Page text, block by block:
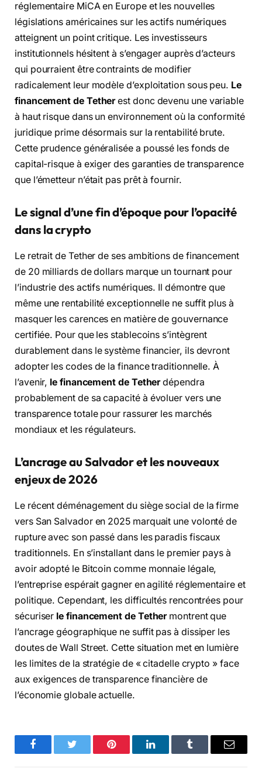
réglementaire MiCA en Europe et les nouvelles
législations américaines sur les actifs numériques
atteignent un point critique. Les investisseurs
institutionnels hésitent à s’engager auprès d’acteurs
qui pourraient être contraints de modifier
radicalement leur modèle d’exploitation sous peu. Le
financement de Tetherest donc devenu une variable
à haut risque dans un environnement où la conformité
juridique prime désormais sur la rentabilité brute.
Cette prudence généralisée a poussé les fonds de
capital-risque à exiger des garanties de transparence
que l’émetteur n’était pas prêt à fournir.
Le signal d’une fin d’époque pour l’opacité
dans la crypto
Le retrait de Tether de ses ambitions de financement
de 20 milliards de dollars marque un tournant pour
l’industrie des actifs numériques. Il démontre que
même une rentabilité exceptionnelle ne suffit plus à
masquer les carences en matière de gouvernance
certifiée. Pour que les stablecoins s’intègrent
durablement dans le système financier, ils devront
adopter les codes de la finance traditionnelle. À
l’avenir, le financement de Tetherdépendra
probablement de sa capacité à évoluer vers une
transparence totale pour rassurer les marchés
mondiaux et les régulateurs.
L’ancrage au Salvador et les nouveaux
enjeux de 2026
Le récent déménagement du siège social de la firme
vers San Salvador en 2025 marquait une volonté de
rupture avec son passé dans les paradis fiscaux
traditionnels. En s’installant dans le premier pays à
avoir adopté le Bitcoin comme monnaie légale,
l’entreprise espérait gagner en agilité réglementaire et
politique. Cependant, les difficultés rencontrées pour
sécuriser le financement de Tethermontrent que
l’ancrage géographique ne suffit pas à dissiper les
doutes de Wall Street. Cette situation met en lumière
les limites de la stratégie de « citadelle crypto » face
aux exigences de transparence financière de
l’économie globale actuelle.
FacebookTwitter Pinterest LinkedInTumblr Email